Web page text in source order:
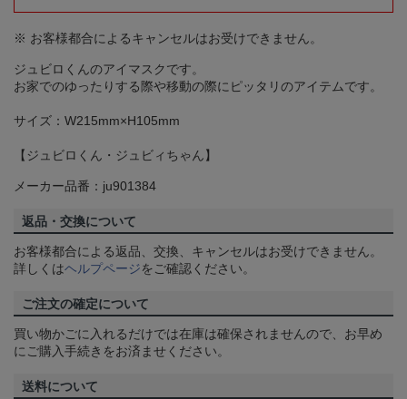
※ お客様都合によるキャンセルはお受けできません。
ジュビロくんのアイマスクです。
お家でのゆったりする際や移動の際にピッタリのアイテムです。
サイズ：W215mm×H105mm
【ジュビロくん・ジュビィちゃん】
メーカー品番：ju901384
返品・交換について
お客様都合による返品、交換、キャンセルはお受けできません。
詳しくはヘルプページをご確認ください。
ご注文の確定について
買い物かごに入れるだけでは在庫は確保されませんので、お早め
にご購入手続きをお済ませください。
送料について